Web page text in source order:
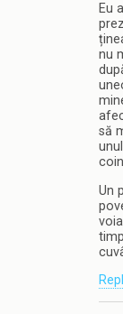
Eu
nu
să
Un